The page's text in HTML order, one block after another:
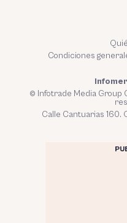
Condiciones
© Infotrade Media Group
Calle Cantuarias 160.